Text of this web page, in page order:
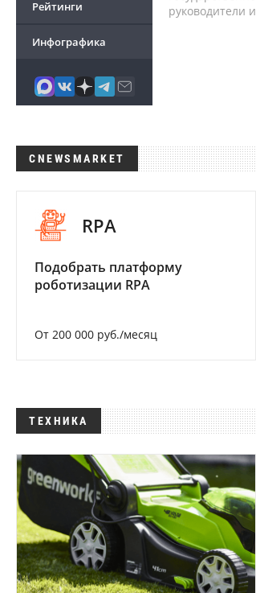
Рейтинги
Инфографика
руководители
CNEWSMARKET
RPA
Подобрать платформу
роботизации RPA
От 200 000 руб./месяц
ТЕХНИКА